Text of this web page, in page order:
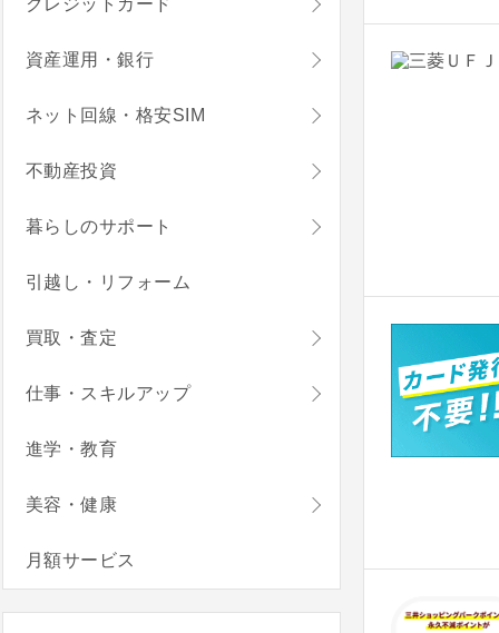
クレジットカード
資産運用・銀行
ネット回線・格安SIM
不動産投資
暮らしのサポート
引越し・リフォーム
買取・査定
仕事・スキルアップ
進学・教育
美容・健康
月額サービス